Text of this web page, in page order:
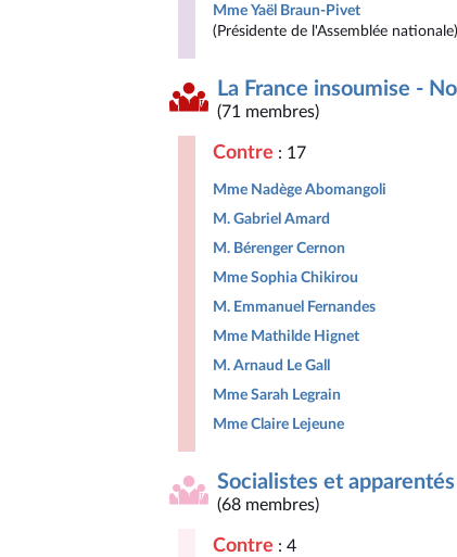
Mme Yaël Braun-Pivet
(Présidente de l'Assemblée nationale)
La France insoumise -
(71 membres)
Contre : 17
Mme Nadège Abomangoli
M. Gabriel Amard
M. Bérenger Cernon
Mme Sophia Chikirou
M. Emmanuel Fernandes
Mme Mathilde Hignet
M. Arnaud Le Gall
Mme Sarah Legrain
Mme Claire Lejeune
Socialistes et apparentés
(68 membres)
Contre : 4